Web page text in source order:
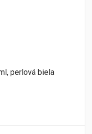
perlová biela